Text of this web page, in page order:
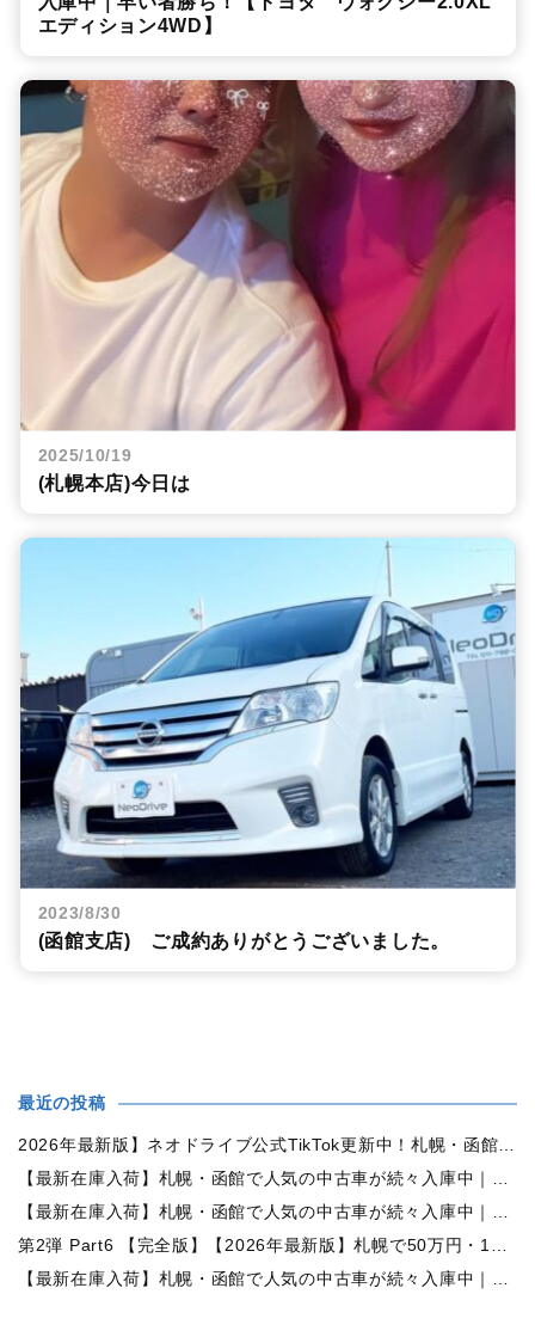
エディション4WD】
2025/10/19
(札幌本店)今日は
2023/8/30
(函館支店) ご成約ありがとうございました。
最近の投稿
2026年最新版】ネオドライブ公式TikTok更新中！札幌・函館の中古車情報を動画で発信
【最新在庫入荷】札幌・函館で人気の中古車が続々入庫中｜早い者勝ち！【日産 ルークス660X 4WD】
【最新在庫入荷】札幌・函館で人気の中古車が続々入庫中｜早い者勝ち！【ダイハツ ムーヴコンテ660L 4WD】
第2弾 Part6 【完全版】【2026年最新版】札幌で50万円・100万円・150万円ならどんな中古車が買える？予算別中古車選び完全ガイド
【最新在庫入荷】札幌・函館で人気の中古車が続々入庫中｜早い者勝ち！【トヨタ ヴォクシー2.0ZS煌Ⅱ 4WD】